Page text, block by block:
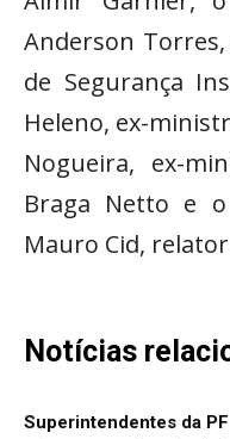
Anderson
de Segurança
Heleno, ex-
Nogueira, ex-
Braga Netto e
Mauro Cid,
Notícias
Superintendentes da PF